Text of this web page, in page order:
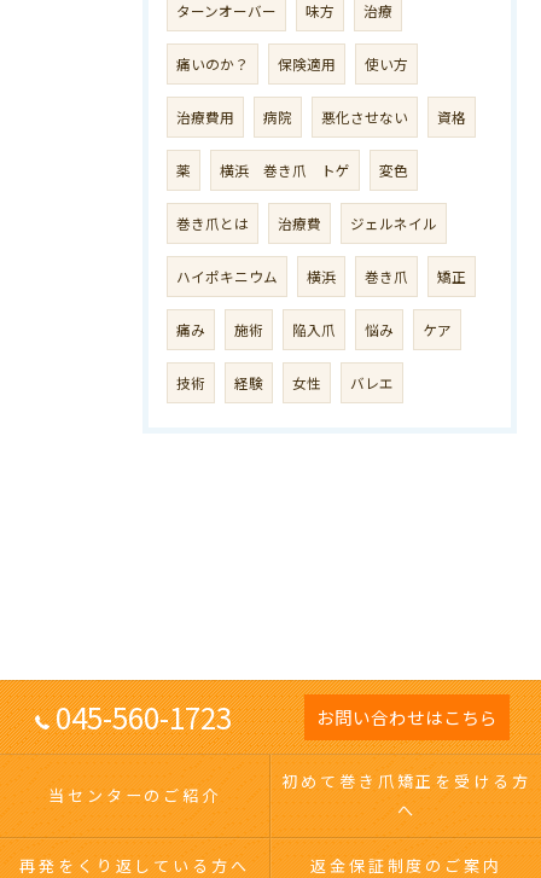
ターンオーバー 味方 治療
痛いのか？ 保険適用 使い方
治療費用 病院 悪化させない 資格
薬 横浜 巻き爪 トゲ 変色
巻き爪とは 治療費 ジェルネイル
ハイポキニウム 横浜 巻き爪 矯正
痛み 施術 陥入爪 悩み ケア
技術 経験 女性 バレエ
045-560-1723 お問い合わせはこちら
当センターのご紹介
初めて巻き爪矯正を受ける方
へ
再発をくり返している方へ 返金保証制度のご案内